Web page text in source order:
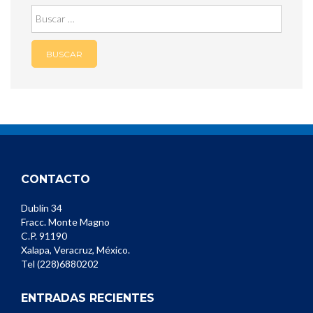
CONTACTO
Dublín 34
Fracc. Monte Magno
C.P. 91190
Xalapa, Veracruz, México.
Tel (228)6880202
ENTRADAS RECIENTES